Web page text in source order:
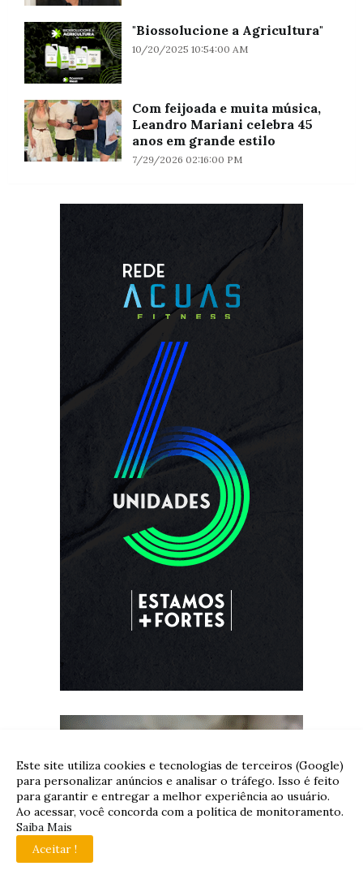
"Biossolucione a Agricultura"
10/20/2025 10:54:00 AM
Com feijoada e muita música,
Leandro Mariani celebra 45
anos em grande estilo
7/29/2026 02:16:00 PM
Este site utiliza cookies e tecnologias de terceiros (Google)
para personalizar anúncios e analisar o tráfego. Isso é feito
para garantir e entregar a melhor experiência ao usuário.
Ao acessar, você concorda com a política de monitoramento.
Saiba Mais
Aceitar !